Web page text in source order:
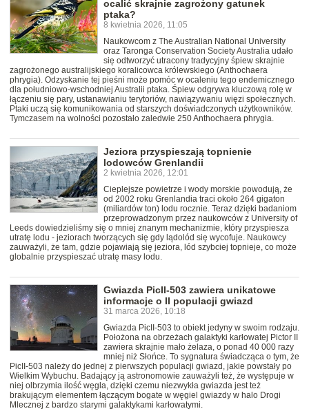
ocalić skrajnie zagrożony gatunek
ptaka?
8 kwietnia 2026, 11:05
Naukowcom z The Australian National University
oraz Taronga Conservation Society Australia udało
się odtworzyć utracony tradycyjny śpiew skrajnie
zagrożonego australijskiego koralicowca królewskiego (Anthochaera
phrygia). Odzyskanie tej pieśni może pomóc w ocaleniu tego endemicznego
dla południowo-wschodniej Australii ptaka. Śpiew odgrywa kluczową rolę w
łączeniu się pary, ustanawianiu terytoriów, nawiązywaniu więzi społecznych.
Ptaki uczą się komunikowania od starszych doświadczonych użytkowników.
Tymczasem na wolności pozostało zaledwie 250 Anthochaera phrygia.
Jeziora przyspieszają topnienie
lodowców Grenlandii
2 kwietnia 2026, 12:01
Cieplejsze powietrze i wody morskie powodują, że
od 2002 roku Grenlandia traci około 264 gigaton
(miliardów ton) lodu rocznie. Teraz dzięki badaniom
przeprowadzonym przez naukowców z University of
Leeds dowiedzieliśmy się o mniej znanym mechanizmie, który przyspiesza
utratę lodu - jeziorach tworzących się gdy lądolód się wycofuje. Naukowcy
zauważyli, że tam, gdzie pojawiają się jeziora, lód szybciej topnieje, co może
globalnie przyspieszać utratę masy lodu.
Gwiazda PicII-503 zawiera unikatowe
informacje o II populacji gwiazd
31 marca 2026, 10:18
Gwiazda PicII-503 to obiekt jedyny w swoim rodzaju.
Położona na obrzeżach galaktyki karłowatej Pictor II
zawiera skrajnie mało żelaza, o ponad 40 000 razy
mniej niż Słońce. To sygnatura świadcząca o tym, że
PicII-503 należy do jednej z pierwszych populacji gwiazd, jakie powstały po
Wielkim Wybuchu. Badający ją astronomowie zauważyli też, że występuje w
niej olbrzymia ilość węgla, dzięki czemu niezwykła gwiazda jest też
brakującym elementem łączącym bogate w węgiel gwiazdy w halo Drogi
Mlecznej z bardzo starymi galaktykami karłowatymi.